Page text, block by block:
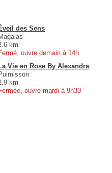
des Sens
km
ouvre demain à 14h
Vie en Rose By Alexandra
km
ouvre mardi à 9h30